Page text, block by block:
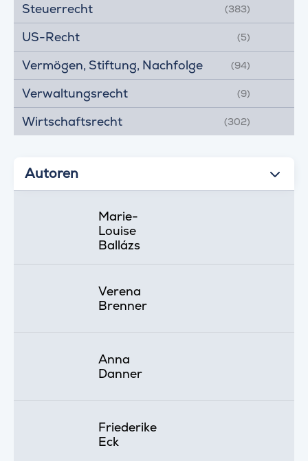
Steuerrecht (383)
US-Recht (5)
Vermögen, Stiftung, Nachfolge (94)
Verwaltungsrecht (9)
Wirtschaftsrecht (302)
Autoren
Marie-
Louise
Ballázs
Verena
Brenner
Anna
Danner
Friederike
Eck